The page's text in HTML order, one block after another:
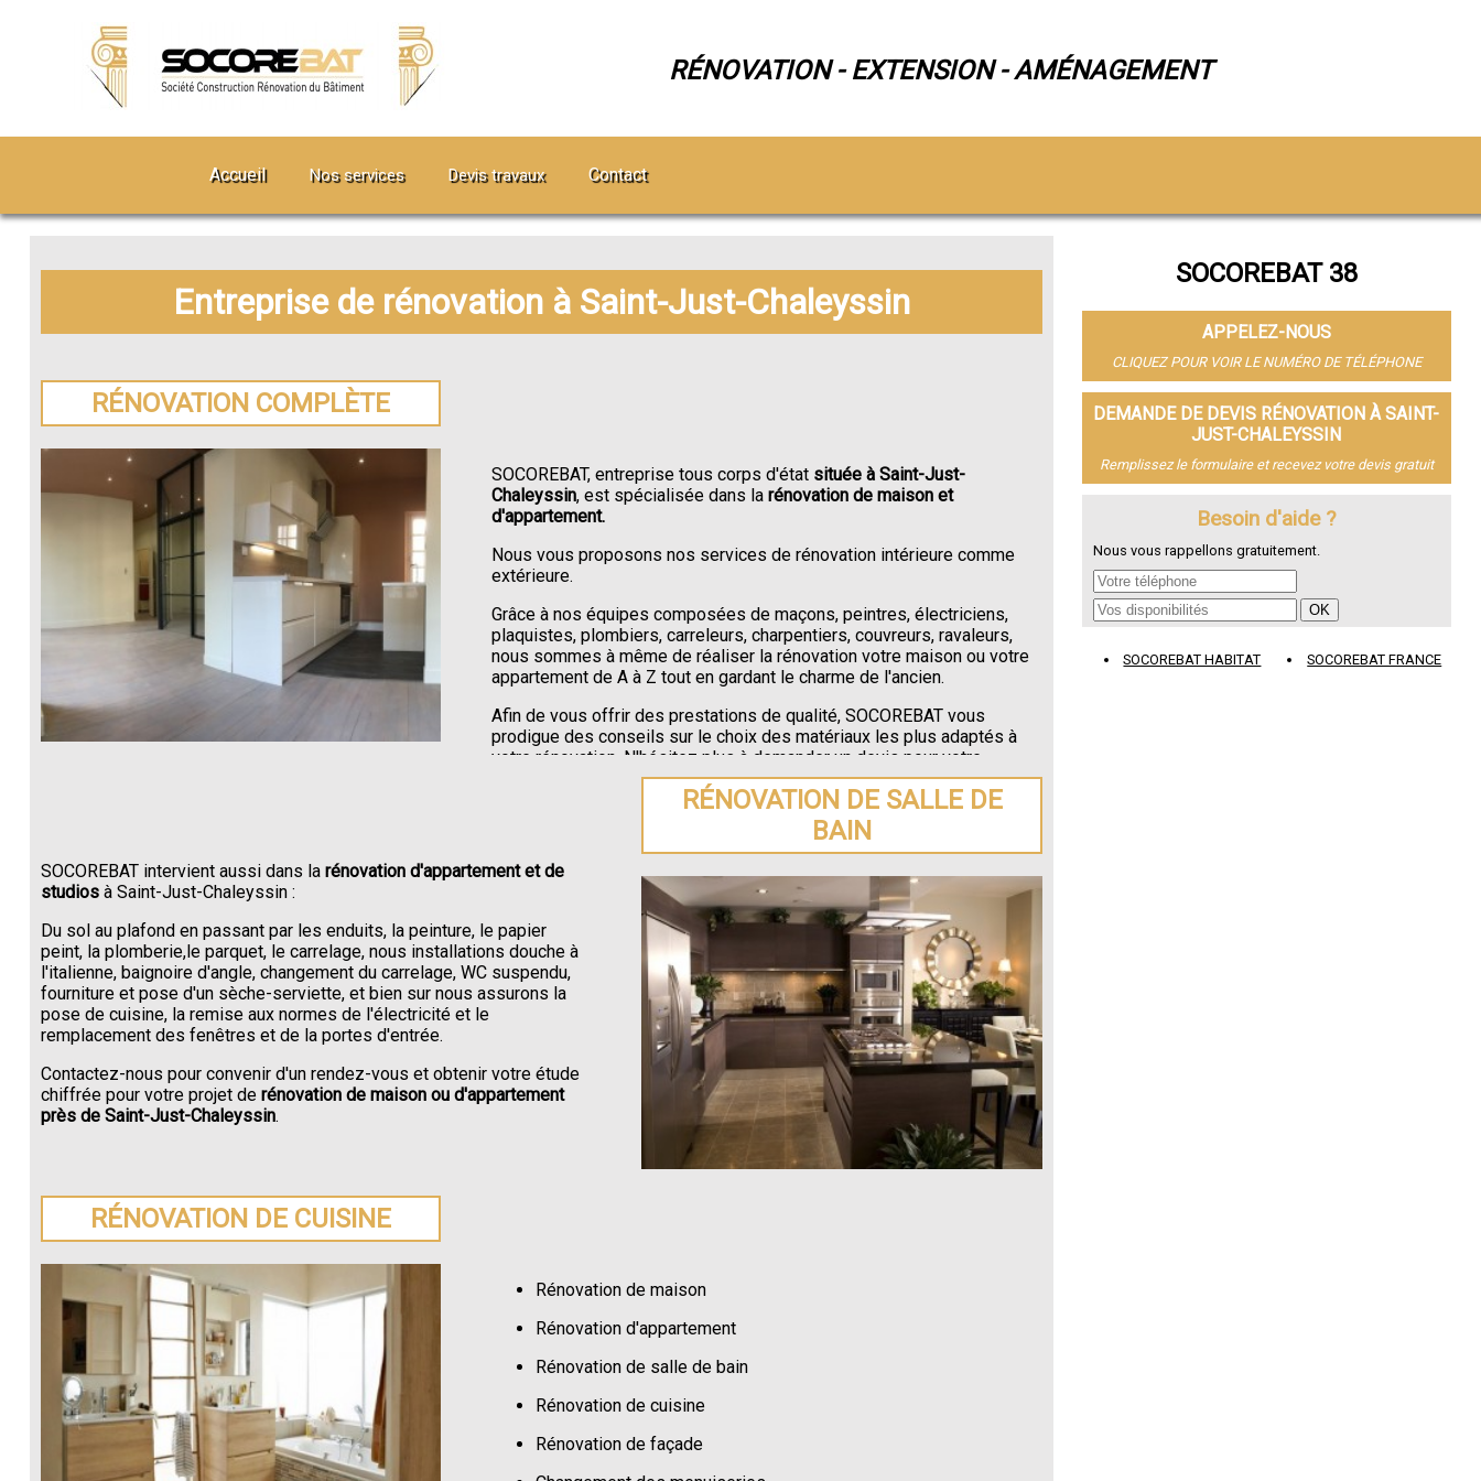
RÉNOVATION - EXTENSION - AMÉNAGEMENT
Accueil Nos services Devis travaux Contact
Entreprise de rénovation à Saint-Just-Chaleyssin
RÉNOVATION COMPLÈTE
SOCOREBAT, entreprise tous corps d'état située à Saint-Just-
Chaleyssin, est spécialisée dans la rénovation de maison et
d'appartement.
Nous vous proposons nos services de rénovation intérieure comme
extérieure.
Grâce à nos équipes composées de maçons, peintres, électriciens,
plaquistes, plombiers, carreleurs, charpentiers, couvreurs, ravaleurs,
nous sommes à même de réaliser la rénovation votre maison ou votre
appartement de A à Z tout en gardant le charme de l'ancien.
Afin de vous offrir des prestations de qualité, SOCOREBAT vous
prodigue des conseils sur le choix des matériaux les plus adaptés à
votre rénovation. N'hésitez plus à demander un devis pour votre
rénovation de maison ou appartement à Saint-Just-Chaleyssin.
RÉNOVATION DE SALLE DE
BAIN
SOCOREBAT intervient aussi dans la rénovation d'appartement et de
studiosà Saint-Just-Chaleyssin :
Du sol au plafond en passant par les enduits, la peinture, le papier
peint, la plomberie,le parquet, le carrelage, nous installations douche à
l'italienne, baignoire d'angle, changement du carrelage, WC suspendu,
fourniture et pose d'un sèche-serviette, et bien sur nous assurons la
pose de cuisine, la remise aux normes de l'électricité et le
remplacement des fenêtres et de la portes d'entrée.
Contactez-nous pour convenir d'un rendez-vous et obtenir votre étude
chiffrée pour votre projet derénovation de maison ou d'appartement
près de Saint-Just-Chaleyssin.
RÉNOVATION DE CUISINE
Rénovation de maison
Rénovation d'appartement
Rénovation de salle de bain
Rénovation de cuisine
Rénovation de façade
SOCOREBAT 38
APPELEZ-NOUS
CLIQUEZ POUR VOIR LE NUMÉRO DE TÉLÉPHONE
DEMANDE DE DEVIS RÉNOVATION À SAINT-
JUST-CHALEYSSIN
Remplissez le formulaire et recevez votre devis gratuit
Besoin d'aide ?
Nous vous rappellons gratuitement.
SOCOREBAT HABITAT SOCOREBAT FRANCE